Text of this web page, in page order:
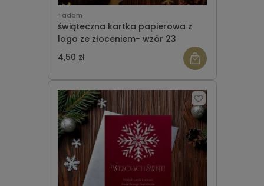
Tadam
świąteczna kartka papierowa z
logo ze złoceniem- wzór 23
4,50 zł